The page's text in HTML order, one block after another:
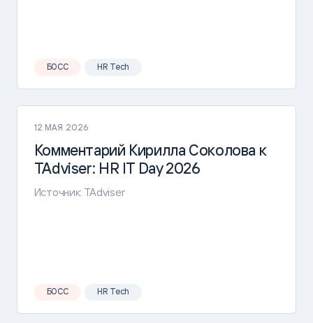
БОСС HR Tech
12 МАЯ 2026
Комментарий Кирилла Соколова к
TAdviser: HR IT Day 2026
Источник: TAdviser
БОСС HR Tech